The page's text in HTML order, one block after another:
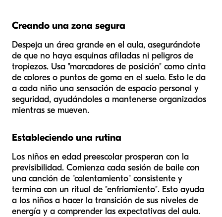
Creando una zona segura
Despeja un área grande en el aula, asegurándote
de que no haya esquinas afiladas ni peligros de
tropiezos. Usa "marcadores de posición" como cinta
de colores o puntos de goma en el suelo. Esto le da
a cada niño una sensación de espacio personal y
seguridad, ayudándoles a mantenerse organizados
mientras se mueven.
Estableciendo una rutina
Los niños en edad preescolar prosperan con la
previsibilidad. Comienza cada sesión de baile con
una canción de "calentamiento" consistente y
termina con un ritual de "enfriamiento". Esto ayuda
a los niños a hacer la transición de sus niveles de
energía y a comprender las expectativas del aula.